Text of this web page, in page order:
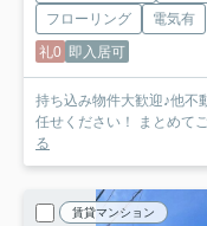
フローリング
電気有
礼0 即入居可
持ち込み物件大歓迎♪他不
任せください！ まとめて
る
賃貸マンション